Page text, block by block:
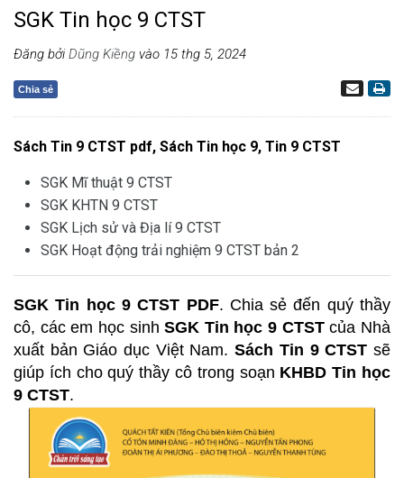
SGK Tin học 9 CTST
Đăng bởi Dũng Kiềng vào 15 thg 5, 2024
Chia sẻ
Sách Tin 9 CTST pdf, Sách Tin học 9, Tin 9 CTST
SGK Mĩ thuật 9 CTST
SGK KHTN 9 CTST
SGK Lịch sử và Địa lí 9 CTST
SGK Hoạt động trải nghiệm 9 CTST bản 2
SGK Tin học 9 CTST PDF. Chia sẻ đến quý thầy
cô, các em học sinhSGK Tin học 9 CTSTcủa Nhà
xuất bản Giáo dục Việt Nam.Sách Tin 9 CTST sẽ
giúp ích cho quý thầy cô trong soạn KHBD Tin học
9 CTST.